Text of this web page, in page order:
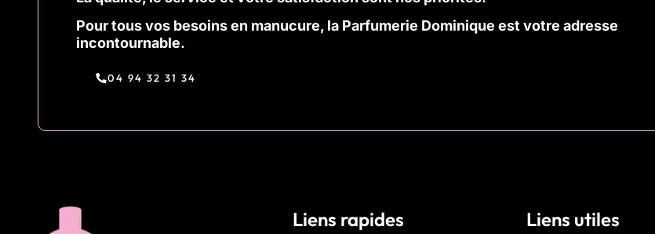
Pour tous vos besoins en manucure, la Parfumerie Dominique est votre adresse
incontournable.
04 94 32 31 34
Liens rapides Liens utiles